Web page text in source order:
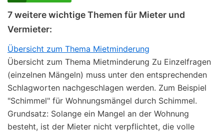
7 weitere wichtige Themen für Mieter und
Vermieter:
Übersicht zum Thema Mietminderung
Übersicht zum Thema Mietminderung Zu Einzelfragen
(einzelnen Mängeln) muss unter den entsprechenden
Schlagworten nachgeschlagen werden. Zum Beispiel
"Schimmel" für Wohnungsmängel durch Schimmel.
Grundsatz: Solange ein Mangel an der Wohnung
besteht, ist der Mieter nicht verpflichtet, die volle